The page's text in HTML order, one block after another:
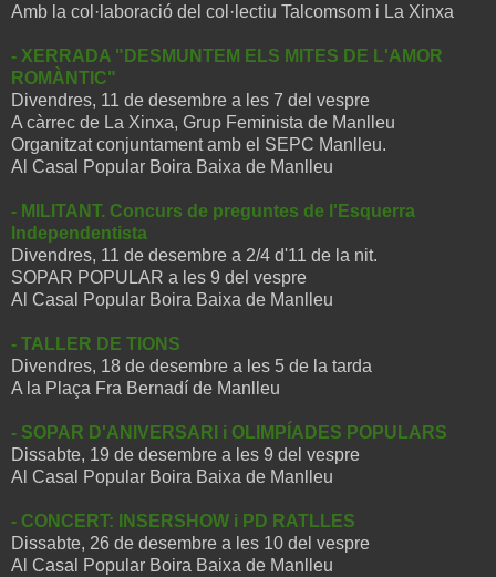
Amb la col·laboració del col·lectiu Talcomsom i La Xinxa
- XERRADA "DESMUNTEM ELS MITES DE L'AMOR
ROMÀNTIC"
Divendres, 11 de desembre a les 7 del vespre
A càrrec de La Xinxa, Grup Feminista de Manlleu
Organitzat conjuntament amb el SEPC Manlleu.
Al Casal Popular Boira Baixa de Manlleu
- MILITANT. Concurs de preguntes de l'Esquerra
Independentista
Divendres, 11 de desembre a 2/4 d'11 de la nit.
SOPAR POPULAR a les 9 del vespre
Al Casal Popular Boira Baixa de Manlleu
- TALLER DE TIONS
Divendres, 18 de desembre a les 5 de la tarda
A la Plaça Fra Bernadí de Manlleu
- SOPAR D'ANIVERSARI i OLIMPÍADES POPULARS
Dissabte, 19 de desembre a les 9 del vespre
Al Casal Popular Boira Baixa de Manlleu
- CONCERT: INSERSHOW i PD RATLLES
Dissabte, 26 de desembre a les 10 del vespre
Al Casal Popular Boira Baixa de Manlleu